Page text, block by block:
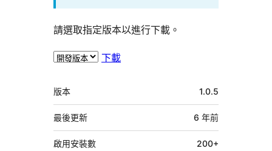
請選取指定版本以進行下載。
下載
中
繼
資
料
版本 1.0.5
最後更新 6 年前
啟用安裝數 200+